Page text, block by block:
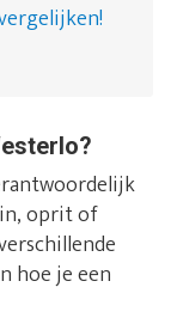
oprit of
hoe je een